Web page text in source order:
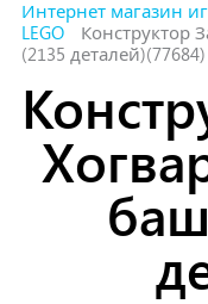
Интернет магазин
LEGO
Конструктор
(2135 деталей)(77684)